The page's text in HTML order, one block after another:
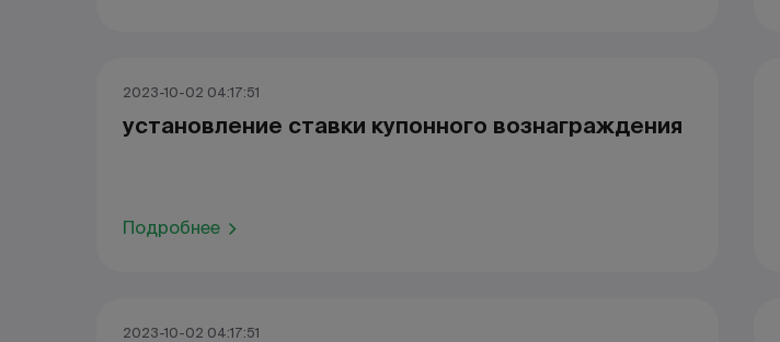
2023-10-02 04:17:51
установление ставки купонного вознаграждения
Подробнее
2023-10-02 04:17:51